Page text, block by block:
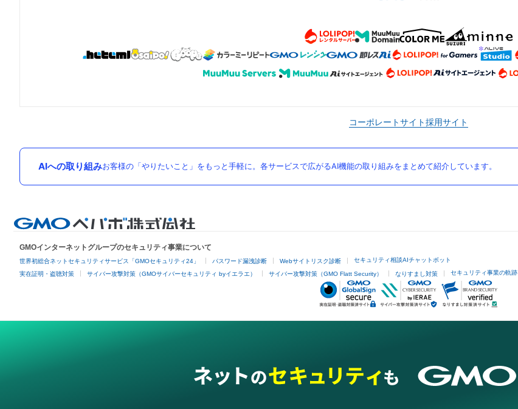
コーポレートサイト採用サイト
AIへの取り組みお客様の「やりたいこと」をもっと手軽に。各サービスで広がるAI機能の取り組みをまとめて紹介しています。
GMOインターネットグループのセキュリティ事業について
世界初総合ネットセキュリティサービス「GMOセキュリティ24」 パスワード漏洩診断 Webサイトリスク診断 セキュリティ相談AIチャットボット
実在証明・盗聴対策 サイバー攻撃対策（GMOサイバーセキュリティ byイエラエ） サイバー攻撃対策（GMO Flatt Security） なりすまし対策 セキュリティ事業の軌跡